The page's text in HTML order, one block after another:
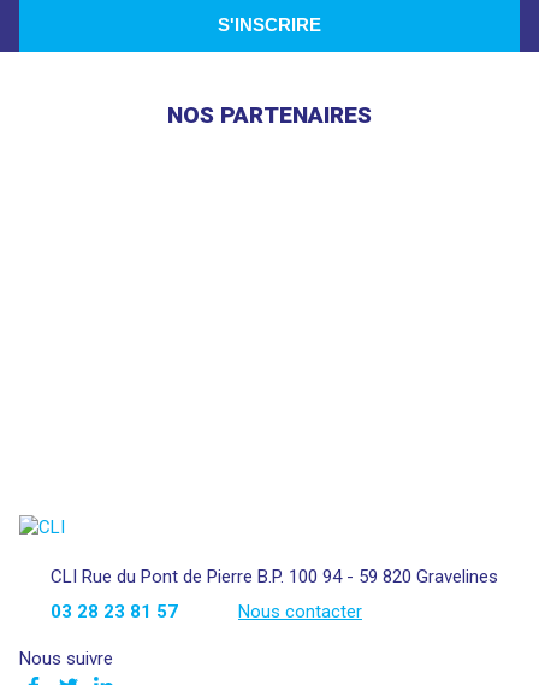
NOS PARTENAIRES
CLI Rue du Pont de Pierre B.P. 100 94 - 59 820 Gravelines
03 28 23 81 57
Nous contacter
Nous suivre